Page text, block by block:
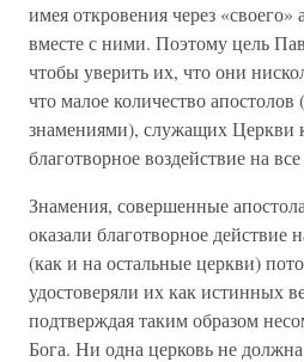
имея откровения через
вместе с ними. Поэтому цель
чтобы уверить их, что они
что малое количество
знамениями), служащих Церкви
благотворное воздействие на
Знамения, совершенные
оказали благотворное действие
(как и на остальные церкви)
удостоверяли их как истинных
подтверждая таким образом
Бога. Ни одна церковь не должна